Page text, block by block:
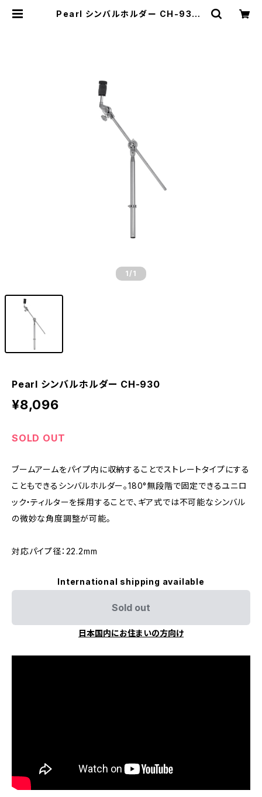
Pearl シンバルホルダー CH-930 |
1 /1
Pearl シンバルホルダー CH-930
¥8,096
SOLD OUT
ブームアームをパイプ内に収納することでストレートタイプにする
こともできるシンバルホルダー。180°無段階で固定できるユニロ
ック・ティルターを採用することで、ギア式では不可能なシンバル
の微妙な角度調整が可能。
対応パイプ径：22.2mm
International shipping available
Sold out
日本国内にお住まいの方向け